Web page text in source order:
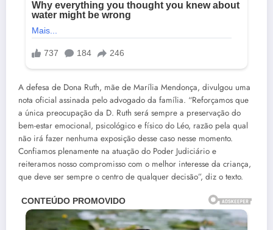
A defesa de Dona Ruth, mãe de Marília Mendonça, divulgou uma
nota oficial assinada pelo advogado da família. “Reforçamos que
a única preocupação da D. Ruth será sempre a preservação do
bem-estar emocional, psicológico e físico do Léo, razão pela qual
não irá fazer nenhuma exposição desse caso nesse momento.
Confiamos plenamente na atuação do Poder Judiciário e
reiteramos nosso compromisso com o melhor interesse da criança,
que deve ser sempre o centro de qualquer decisão”, diz o texto.